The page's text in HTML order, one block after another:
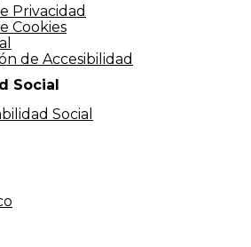
Privacidad
Cookies
de Accesibilidad
Social
Social